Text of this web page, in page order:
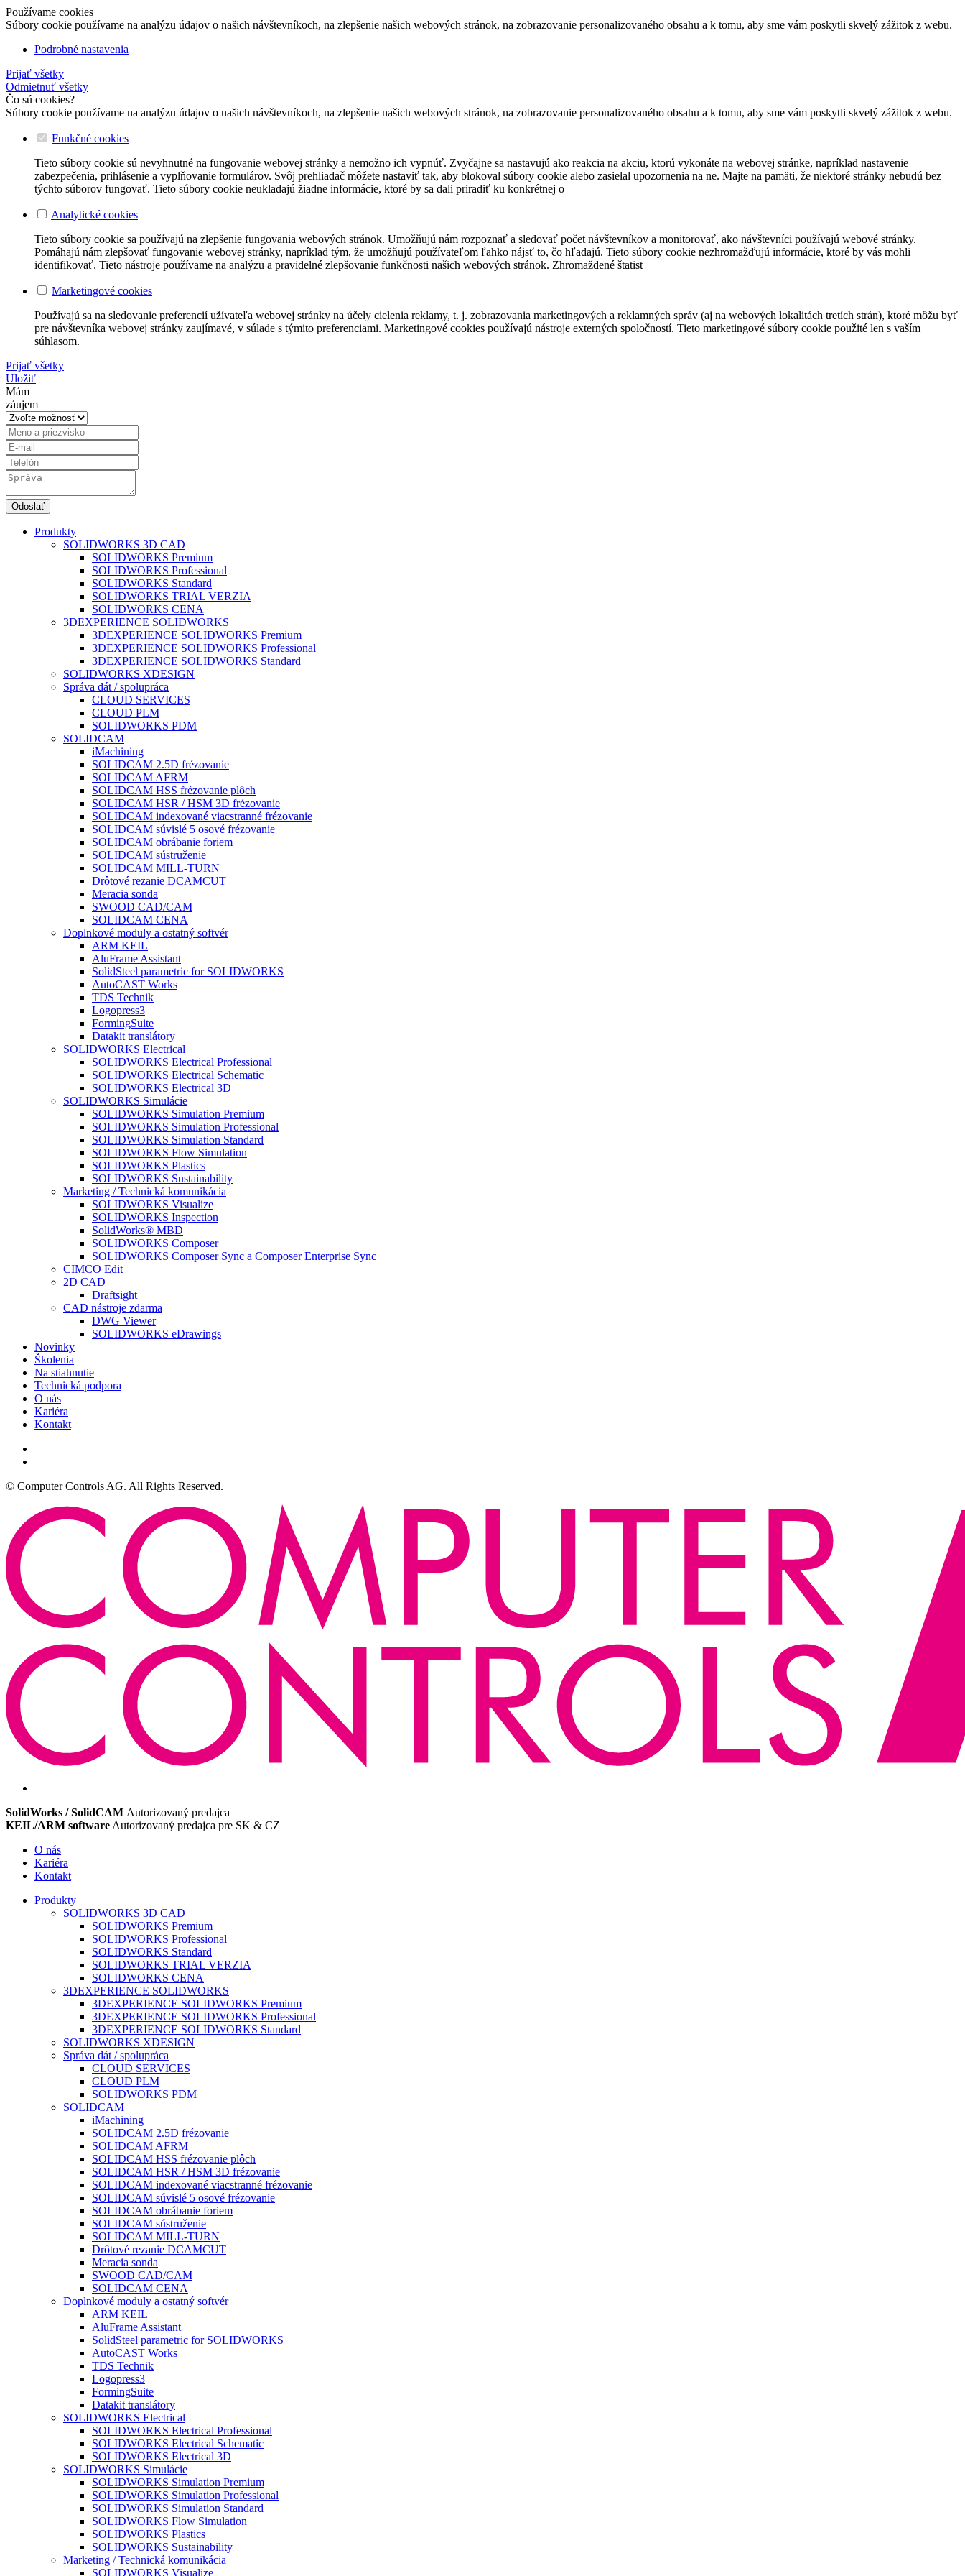
Používame cookies
Súbory cookie používame na analýzu údajov o našich návštevníkoch, na zlepšenie našich webových stránok, na zobrazovanie personalizovaného obsahu a k tomu, aby sme vám poskytli skvelý zážitok z webu.
Podrobné nastavenia
Prijať všetky
Odmietnuť všetky
Čo sú cookies?
Súbory cookie používame na analýzu údajov o našich návštevníkoch, na zlepšenie našich webových stránok, na zobrazovanie personalizovaného obsahu a k tomu, aby sme vám poskytli skvelý zážitok z webu.
Funkčné cookies
Tieto súbory cookie sú nevyhnutné na fungovanie webovej stránky a nemožno ich vypnúť. Zvyčajne sa nastavujú ako reakcia na akciu, ktorú vykonáte na webovej stránke, napríklad nastavenie
zabezpečenia, prihlásenie a vyplňovanie formulárov. Svôj prehliadač môžete nastaviť tak, aby blokoval súbory cookie alebo zasielal upozornenia na ne. Majte na pamäti, že niektoré stránky nebudú bez
týchto súborov fungovať. Tieto súbory cookie neukladajú žiadne informácie, ktoré by sa dali priradiť ku konkrétnej o
Analytické cookies
Tieto súbory cookie sa používajú na zlepšenie fungovania webových stránok. Umožňujú nám rozpoznať a sledovať počet návštevníkov a monitorovať, ako návštevníci používajú webové stránky.
Pomáhajú nám zlepšovať fungovanie webovej stránky, napríklad tým, že umožňujú používateľom ľahko nájsť to, čo hľadajú. Tieto súbory cookie nezhromažďujú informácie, ktoré by vás mohli
identifikovať. Tieto nástroje používame na analýzu a pravidelné zlepšovanie funkčnosti našich webových stránok. Zhromaždené štatist
Marketingové cookies
Používajú sa na sledovanie preferencií užívateľa webovej stránky na účely cielenia reklamy, t. j. zobrazovania marketingových a reklamných správ (aj na webových lokalitách tretích strán), ktoré môžu byť
pre návštevníka webovej stránky zaujímavé, v súlade s týmito preferenciami. Marketingové cookies používajú nástroje externých spoločností. Tieto marketingové súbory cookie použité len s vaším
súhlasom.
Prijať všetky
Uložiť
Mám
záujem
Produkty
SOLIDWORKS 3D CAD
SOLIDWORKS Premium
SOLIDWORKS Professional
SOLIDWORKS Standard
SOLIDWORKS TRIAL VERZIA
SOLIDWORKS CENA
3DEXPERIENCE SOLIDWORKS
3DEXPERIENCE SOLIDWORKS Premium
3DEXPERIENCE SOLIDWORKS Professional
3DEXPERIENCE SOLIDWORKS Standard
SOLIDWORKS XDESIGN
Správa dát / spolupráca
CLOUD SERVICES
CLOUD PLM
SOLIDWORKS PDM
SOLIDCAM
iMachining
SOLIDCAM 2.5D frézovanie
SOLIDCAM AFRM
SOLIDCAM HSS frézovanie plôch
SOLIDCAM HSR / HSM 3D frézovanie
SOLIDCAM indexované viacstranné frézovanie
SOLIDCAM súvislé 5 osové frézovanie
SOLIDCAM obrábanie foriem
SOLIDCAM sústruženie
SOLIDCAM MILL-TURN
Drôtové rezanie DCAMCUT
Meracia sonda
SWOOD CAD/CAM
SOLIDCAM CENA
Doplnkové moduly a ostatný softvér
ARM KEIL
AluFrame Assistant
SolidSteel parametric for SOLIDWORKS
AutoCAST Works
TDS Technik
Logopress3
FormingSuite
Datakit translátory
SOLIDWORKS Electrical
SOLIDWORKS Electrical Professional
SOLIDWORKS Electrical Schematic
SOLIDWORKS Electrical 3D
SOLIDWORKS Simulácie
SOLIDWORKS Simulation Premium
SOLIDWORKS Simulation Professional
SOLIDWORKS Simulation Standard
SOLIDWORKS Flow Simulation
SOLIDWORKS Plastics
SOLIDWORKS Sustainability
Marketing / Technická komunikácia
SOLIDWORKS Visualize
SOLIDWORKS Inspection
SolidWorks® MBD
SOLIDWORKS Composer
SOLIDWORKS Composer Sync a Composer Enterprise Sync
CIMCO Edit
2D CAD
Draftsight
CAD nástroje zdarma
DWG Viewer
SOLIDWORKS eDrawings
Novinky
Školenia
Na stiahnutie
Technická podpora
O nás
Kariéra
Kontakt
© Computer Controls AG. All Rights Reserved.
SolidWorks / SolidCAM Autorizovaný predajca
KEIL/ARM software Autorizovaný predajca pre SK & CZ
O nás
Kariéra
Kontakt
Produkty
SOLIDWORKS 3D CAD
SOLIDWORKS Premium
SOLIDWORKS Professional
SOLIDWORKS Standard
SOLIDWORKS TRIAL VERZIA
SOLIDWORKS CENA
3DEXPERIENCE SOLIDWORKS
3DEXPERIENCE SOLIDWORKS Premium
3DEXPERIENCE SOLIDWORKS Professional
3DEXPERIENCE SOLIDWORKS Standard
SOLIDWORKS XDESIGN
Správa dát / spolupráca
CLOUD SERVICES
CLOUD PLM
SOLIDWORKS PDM
SOLIDCAM
iMachining
SOLIDCAM 2.5D frézovanie
SOLIDCAM AFRM
SOLIDCAM HSS frézovanie plôch
SOLIDCAM HSR / HSM 3D frézovanie
SOLIDCAM indexované viacstranné frézovanie
SOLIDCAM súvislé 5 osové frézovanie
SOLIDCAM obrábanie foriem
SOLIDCAM sústruženie
SOLIDCAM MILL-TURN
Drôtové rezanie DCAMCUT
Meracia sonda
SWOOD CAD/CAM
SOLIDCAM CENA
Doplnkové moduly a ostatný softvér
ARM KEIL
AluFrame Assistant
SolidSteel parametric for SOLIDWORKS
AutoCAST Works
TDS Technik
Logopress3
FormingSuite
Datakit translátory
SOLIDWORKS Electrical
SOLIDWORKS Electrical Professional
SOLIDWORKS Electrical Schematic
SOLIDWORKS Electrical 3D
SOLIDWORKS Simulácie
SOLIDWORKS Simulation Premium
SOLIDWORKS Simulation Professional
SOLIDWORKS Simulation Standard
SOLIDWORKS Flow Simulation
SOLIDWORKS Plastics
SOLIDWORKS Sustainability
Marketing / Technická komunikácia
SOLIDWORKS Visualize